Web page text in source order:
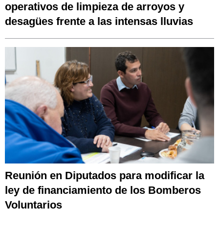
operativos de limpieza de arroyos y
desagües frente a las intensas lluvias
Reunión en Diputados para modificar la
ley de financiamiento de los Bomberos
Voluntarios